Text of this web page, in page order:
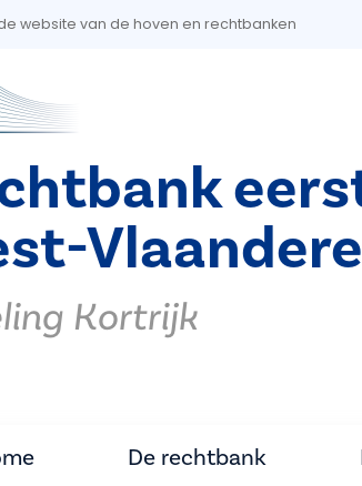
gaan
website van de hoven en rechtbanken
Kortrijk
De rechtbank